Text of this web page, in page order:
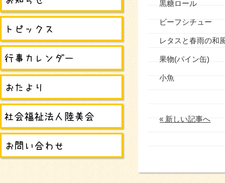
黒糖ロール
ビーフシチュー
レタスと春雨の和
果物(パイン缶)
小魚
« 新しい記事へ